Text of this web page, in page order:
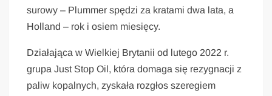
surowy – Plummer spędzi za kratami dwa lata, a
Holland – rok i osiem miesięcy.
Działająca w Wielkiej Brytanii od lutego 2022 r.
grupa Just Stop Oil, która domaga się rezygnacji z
paliw kopalnych, zyskała rozgłos szeregiem